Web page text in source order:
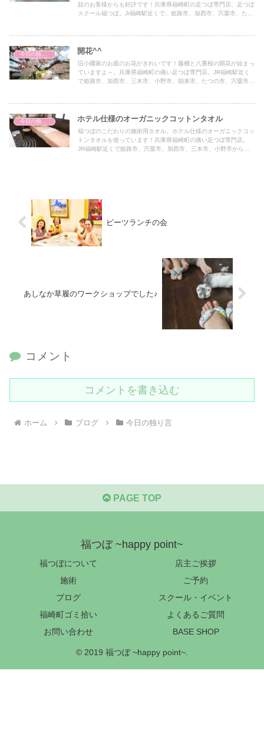
趾のお客様からも好評です！兵庫県福崎町の足つぼ専門店、足つぼ
スクール福つぼ。Jr福崎駅近くで、姫路市、加西市、宍粟市、たつ
ナー、黄土よもぎ蒸し、トウリーディング（コーチング）も受けら
開花^^
旧小國家のお庭のお花がきれいです！藤棚と八重桜の開花が始まっ
ていますよ～。兵庫県福崎町の痛い足つぼ専門店。JR福崎駅近く
で姫路市、加西市、三木市、小野市、朝来市、たつの市、宍粟市か
今日の独り言 ホテル仕様のオーガニックコットンタオル
福つぼのこだわりの施術用タオル。ホテル仕様のオーガニックコッ
トンタオルを使っています！兵庫県福崎町の痛い足つぼ専門店。
JR福崎駅近くで姫路市、宍粟市、加西市、三木市、小野市からも
ビーツランチの会
あしなか草履のワークショップでした♪
コメント
コメントを書き込む
ホーム ブログ 今日の独り言
PAGE TOP
福つぼ ~happy point~
福つぼについて
店主ご挨拶
施術
ご予約
ブログ
スクール・イベント
福崎町ゴミ拾い
よくあるご質問
お問い合わせ
BASE SHOP
© 2019 福つぼ ~happy point~.